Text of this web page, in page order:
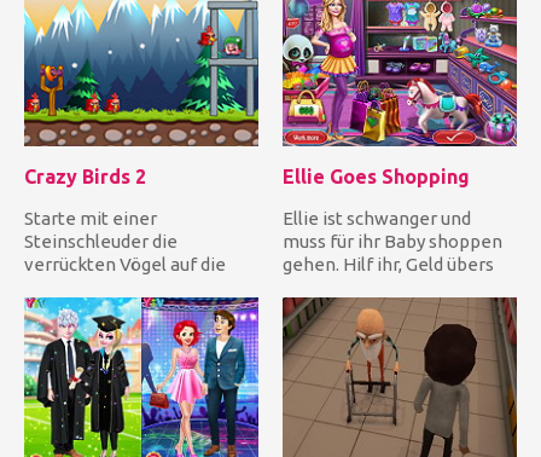
Crazy Birds 2
Starte mit einer
Steinschleuder die
verrückten Vögel auf die
Mal zu tö...
Ellie Goes Shopping
Ellie ist schwanger und
muss für ihr Baby shoppen
gehen. Hilf ihr, Geld übers